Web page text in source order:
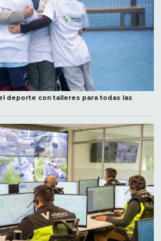
deporte con talleres para todas las